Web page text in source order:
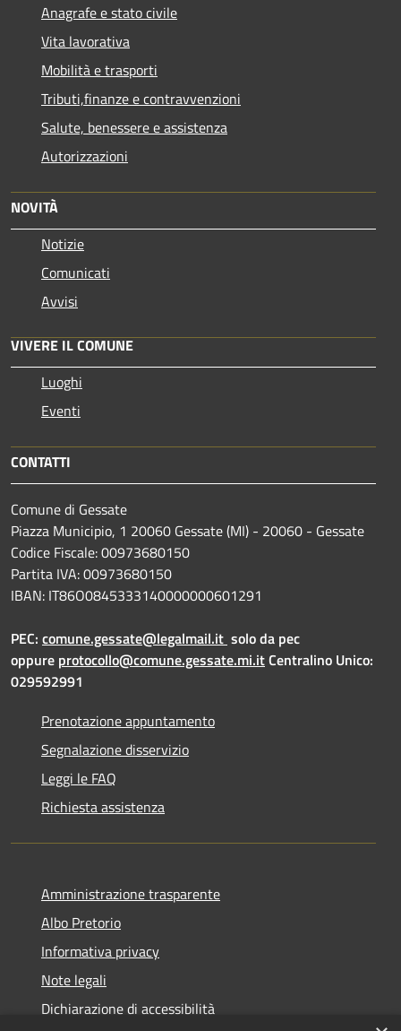
Anagrafe e stato civile
Vita lavorativa
Mobilità e trasporti
Tributi,finanze e contravvenzioni
Salute, benessere e assistenza
Autorizzazioni
NOVITÀ
Notizie
Comunicati
Avvisi
VIVERE IL COMUNE
Luoghi
Eventi
CONTATTI
Comune di Gessate
Piazza Municipio, 1 20060 Gessate (MI) - 20060 - Gessate
Codice Fiscale: 00973680150
Partita IVA: 00973680150
IBAN: IT86O0845333140000000601291
PEC: comune.gessate@legalmail.it solo da pec
oppure protocollo@comune.gessate.mi.itCentralino Unico:
029592991
Prenotazione appuntamento
Segnalazione disservizio
Leggi le FAQ
Richiesta assistenza
Amministrazione trasparente
Albo Pretorio
Informativa privacy
Note legali
Dichiarazione di accessibilità